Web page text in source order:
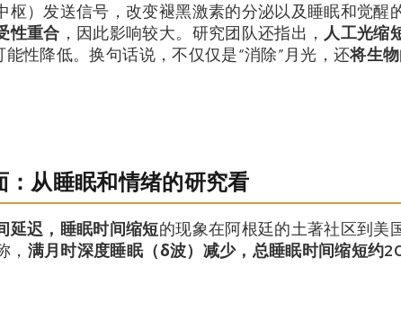
）发送信号，改变褪黑激素的分泌以及睡眠和觉醒
性重合 ，因此影响较大。研究团队还指出， 人工光缩
性降低。换句话说，不仅仅是“消除”月光，还将生
从睡眠和情绪的研究看
延迟，睡眠时间缩短的现象在阿根廷的土著社区到美
， 满月时深度睡眠（δ波）减少，总睡眠时间缩短约